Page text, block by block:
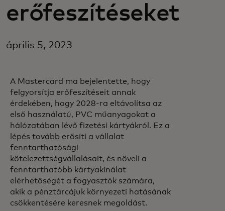
erőfeszítéseket
április 5, 2023
A Mastercard ma bejelentette, hogy
felgyorsítja erőfeszítéseit annak
érdekében, hogy 2028-ra eltávolítsa az
első használatú, PVC műanyagokat a
hálózatában lévő fizetési kártyákról. Ez a
lépés tovább erősíti a vállalat
fenntarthatósági
kötelezettségvállalásait, és növeli a
fenntarthatóbb kártyakínálat
elérhetőségét a fogyasztók számára,
akik a pénztárcájuk környezeti hatásának
csökkentésére keresnek megoldást.